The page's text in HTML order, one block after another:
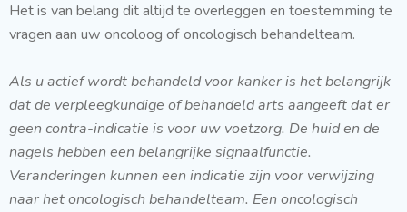
Het is van belang dit altijd te overleggen en toestemming te
vragen aan uw oncoloog of oncologisch behandelteam.
Als u actief wordt behandeld voor kanker is het belangrijk
dat de verpleegkundige of behandeld arts aangeeft dat er
geen contra-indicatie is voor uw voetzorg. De huid en de
nagels hebben een belangrijke signaalfunctie.
Veranderingen kunnen een indicatie zijn voor verwijzing
naar het oncologisch behandelteam. Een oncologisch